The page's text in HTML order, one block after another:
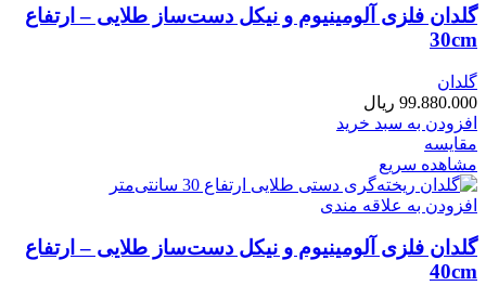
گلدان فلزی آلومینیوم و نیکل دست‌ساز طلایی – ارتفاع
30cm
گلدان
99.880.000 ریال
افزودن به سبد خرید
مقایسه
مشاهده سریع
افزودن به علاقه مندی
گلدان فلزی آلومینیوم و نیکل دست‌ساز طلایی – ارتفاع
40cm